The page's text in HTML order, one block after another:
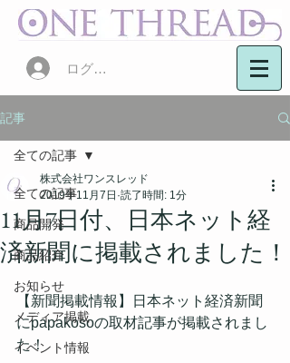
ログイン
記事
全ての記事
商品開発
商品紹介
お知らせ
メディア掲載
イベント情報
全ての記事
11月7日付、日本ネット経
済新聞に掲載されました！
株式会社ワンスレッド
2019年11月7日 読了時間: 1分
【新聞掲載情報】日本ネット経済新聞
にpapakosoの取材記事が掲載されまし
た！